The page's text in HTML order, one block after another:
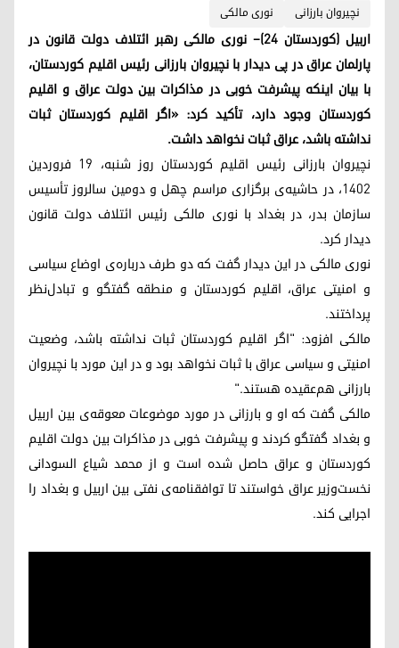
نچیروان بارزانی
نوری مالکی
اربیل (کوردستان ۲۴)– نوری مالکی رهبر ائتلاف دولت قانون در
پارلمان عراق در پی دیدار با نچیروان بارزانی رئیس اقلیم کوردستان،
با بیان اینکه پیشرفت خوبی در مذاکرات بین دولت عراق و اقلیم
کوردستان وجود دارد، تأکید کرد: «اگر اقلیم کوردستان ثبات
نداشته باشد، عراق ثبات نخواهد داشت.
نچیروان بارزانی رئیس اقلیم کوردستان روز شنبه، ١٩ فروردین
۱۴۰۲، در حاشیه‌ی برگزاری مراسم چهل و دومین سالروز تأسیس
سازمان بدر، در بغداد با نوری مالکی رئیس ائتلاف دولت قانون
دیدار کرد.
نوری مالکی در این دیدار گفت که دو طرف درباره‌ی اوضاع سیاسی
و امنیتی عراق، اقلیم کوردستان و منطقه گفتگو و تبادل‌نظر
پرداختند.
مالکی افزود: "اگر اقلیم کوردستان ثبات نداشته باشد، وضعیت
امنیتی و سیاسی عراق با ثبات نخواهد بود و در این مورد با نچیروان
بارزانی هم‌عقیده هستند."
مالکی گفت که او و بارزانی در مورد موضوعات معوقه‌ی بین اربیل
و بغداد گفتگو کردند و پیشرفت خوبی در مذاکرات بین دولت اقلیم
کوردستان و عراق حاصل شده است و از محمد شیاع السودانی
نخست‌وزیر عراق خواستند تا توافقنامه‌ی نفتی بین اربیل و بغداد را
اجرایی کند.